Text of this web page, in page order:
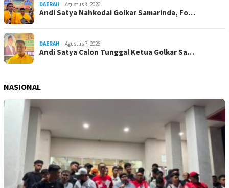
DAERAH Agustus 8, 2026
Andi Satya Nahkodai Golkar Samarinda, Fo…
DAERAH Agustus 7, 2026
Andi Satya Calon Tunggal Ketua Golkar Sa…
NASIONAL